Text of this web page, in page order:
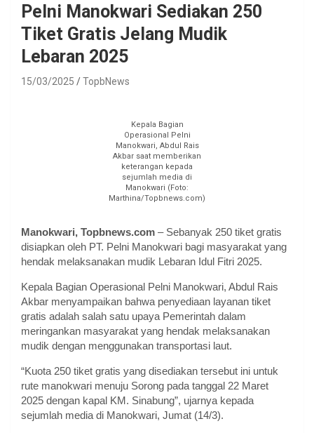
Pelni Manokwari Sediakan 250
Tiket Gratis Jelang Mudik
Lebaran 2025
15/03/2025 TopbNews
Kepala Bagian
Operasional Pelni
Manokwari, Abdul Rais
Akbar saat memberikan
keterangan kepada
sejumlah media di
Manokwari (Foto:
Marthina/Topbnews.com)
Manokwari, Topbnews.com – Sebanyak 250 tiket gratis
disiapkan oleh PT. Pelni Manokwari bagi masyarakat yang
hendak melaksanakan mudik Lebaran Idul Fitri 2025.
Kepala Bagian Operasional Pelni Manokwari, Abdul Rais
Akbar menyampaikan bahwa penyediaan layanan tiket
gratis adalah salah satu upaya Pemerintah dalam
meringankan masyarakat yang hendak melaksanakan
mudik dengan menggunakan transportasi laut.
“Kuota 250 tiket gratis yang disediakan tersebut ini untuk
rute manokwari menuju Sorong pada tanggal 22 Maret
2025 dengan kapal KM. Sinabung”, ujarnya kepada
sejumlah media di Manokwari, Jumat (14/3).